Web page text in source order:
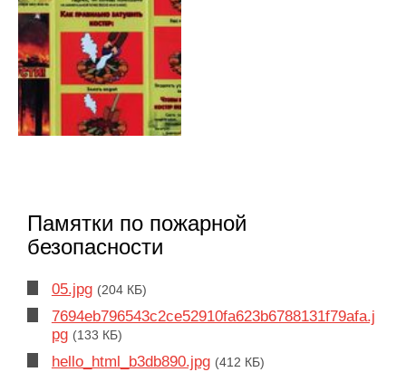
Памятки по пожарной
безопасности
05.jpg (204 КБ)
7694eb796543c2ce52910fa623b6788131f79afa.j
pg (133 КБ)
hello_html_b3db890.jpg (412 КБ)